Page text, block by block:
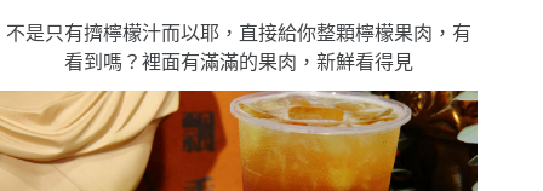
不是只有擠檸檬汁而以耶，直接給你整顆檸檬果肉，有
看到嗎？裡面有滿滿的果肉，新鮮看得見